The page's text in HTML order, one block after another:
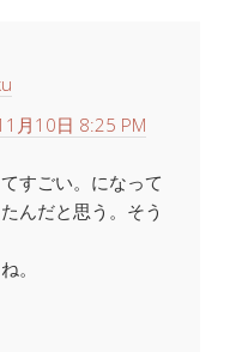
月10日 8:25 PM
すごい。になって
んだと思う。そう
。